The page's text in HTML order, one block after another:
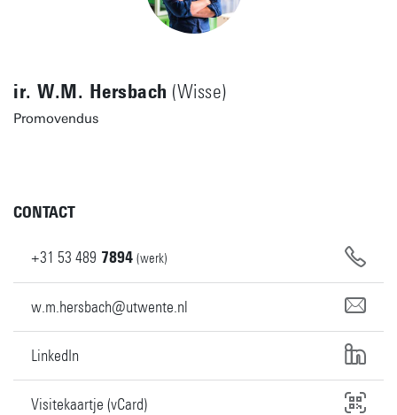
ir. W.M. Hersbach (Wisse)
Promovendus
CONTACT
+31 53 489 7894 (werk)
w.m.hersbach@utwente.nl
LinkedIn
Visitekaartje (vCard)